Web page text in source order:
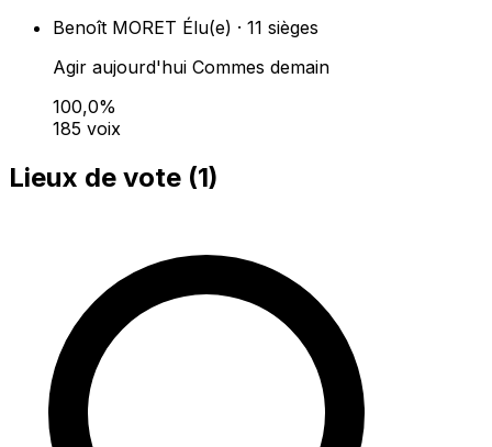
Benoît MORET Élu(e) · 11 sièges
Agir aujourd'hui Commes demain
100,0%
185 voix
Lieux de vote (1)